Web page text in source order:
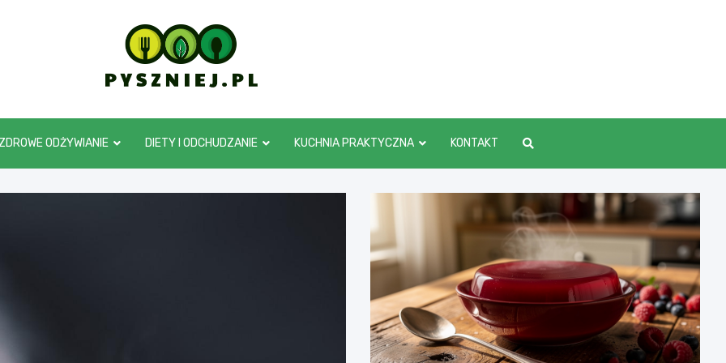
pyszniej.pl
ZDROWE ODŻYWIANIE DIETY I ODCHUDZANIE KUCHNIA PRAKTYCZNA KONTAKT